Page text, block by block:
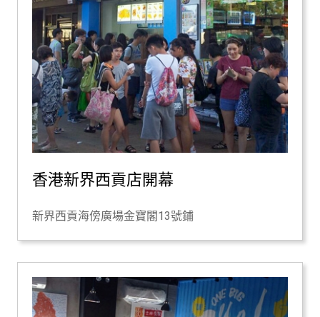
香港新界西貢店開幕
新界西貢海傍廣場金寶閣13號鋪